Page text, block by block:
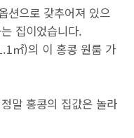
션으로 갖추어져 있으
집이었습니다.
㎡)의 이 홍콩 원룸 가
말 홍콩의 집값은 놀라